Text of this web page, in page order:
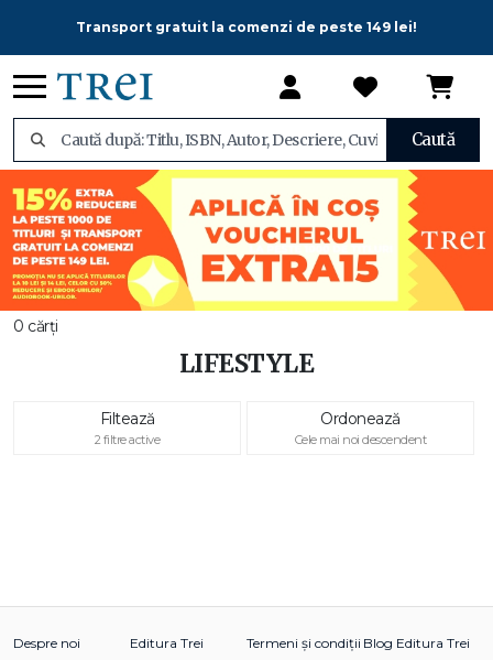
Transport gratuit la comenzi de peste 149 lei!
Caută
0 cărți
LIFESTYLE
Filtează
2 filtre active
Ordonează
Cele mai noi descendent
Despre noi
Editura Trei
Termeni și condiții Blog Editura Trei